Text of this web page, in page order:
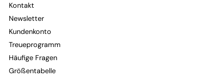
Kontakt
Newsletter
Kundenkonto
Treueprogramm
Häufige Fragen
Größentabelle